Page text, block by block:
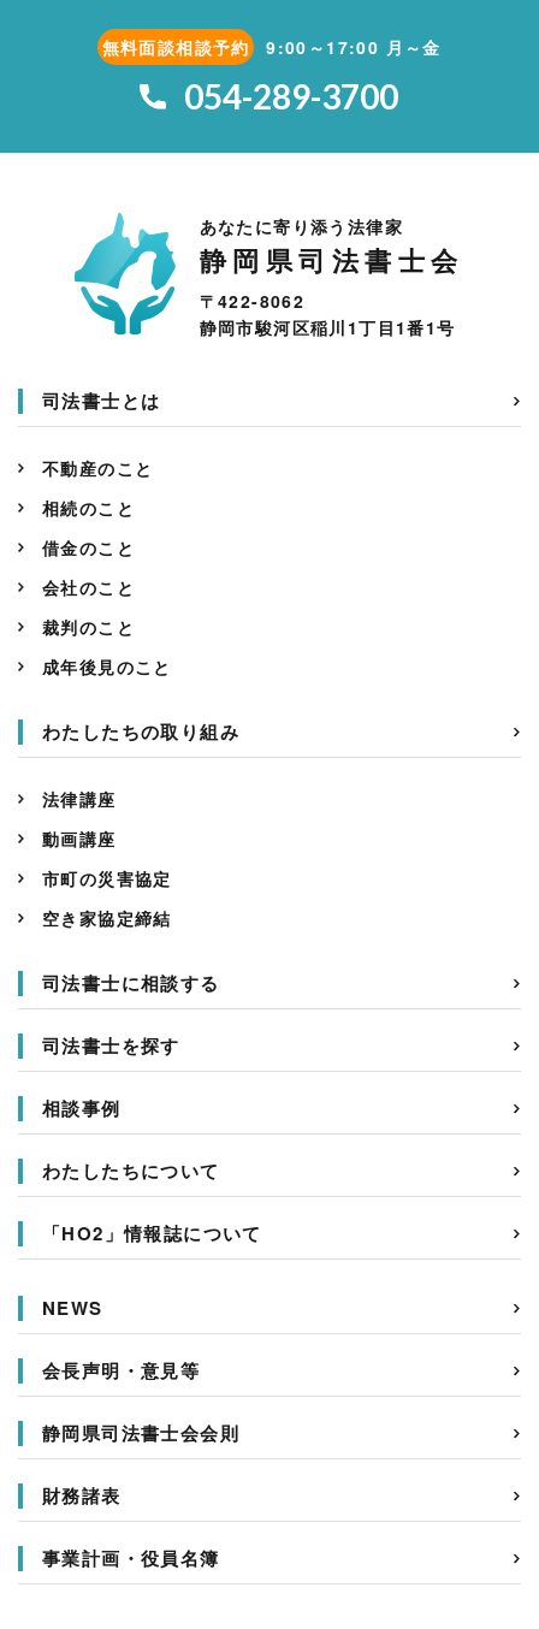
無料面談相談予約 9:00～17:00 月～金
054-289-3700
あなたに寄り添う法律家
静岡県司法書士会
〒422-8062
静岡市駿河区稲川1丁目1番1号
司法書士とは
不動産のこと
相続のこと
借金のこと
会社のこと
裁判のこと
成年後見のこと
わたしたちの取り組み
法律講座
動画講座
市町の災害協定
空き家協定締結
司法書士に相談する
司法書士を探す
相談事例
わたしたちについて
「HO2」情報誌について
NEWS
会長声明・意見等
静岡県司法書士会会則
財務諸表
事業計画・役員名簿